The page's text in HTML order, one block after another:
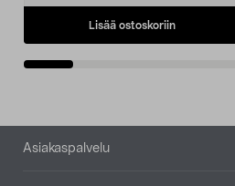
Lisää ostoskoriin
Alatunniste
Asiakaspalvelu